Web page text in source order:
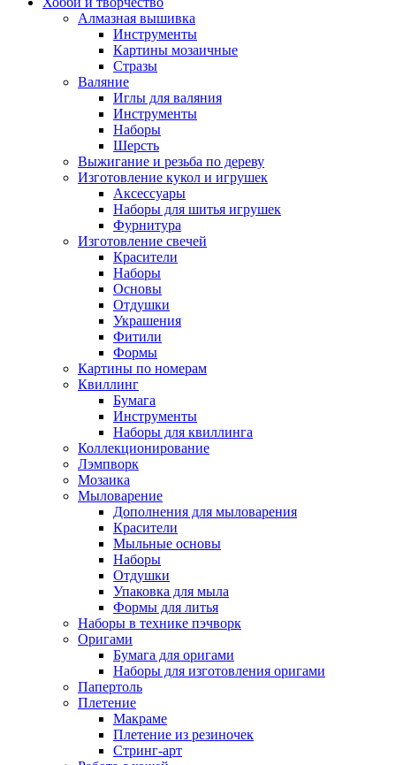
Алмазная вышивка
Инструменты
Картины мозаичные
Стразы
Валяние
Иглы для валяния
Инструменты
Наборы
Шерсть
Выжигание и резьба по дереву
Изготовление кукол и игрушек
Аксессуары
Наборы для шитья игрушек
Фурнитура
Изготовление свечей
Красители
Наборы
Основы
Отдушки
Украшения
Фитили
Формы
Картины по номерам
Квиллинг
Бумага
Инструменты
Наборы для квиллинга
Коллекционирование
Лэмпворк
Мозаика
Мыловарение
Дополнения для мыловарения
Красители
Мыльные основы
Наборы
Отдушки
Упаковка для мыла
Формы для литья
Наборы в технике пэчворк
Оригами
Бумага для оригами
Наборы для изготовления оригами
Папертоль
Плетение
Макраме
Плетение из резиночек
Стринг-арт